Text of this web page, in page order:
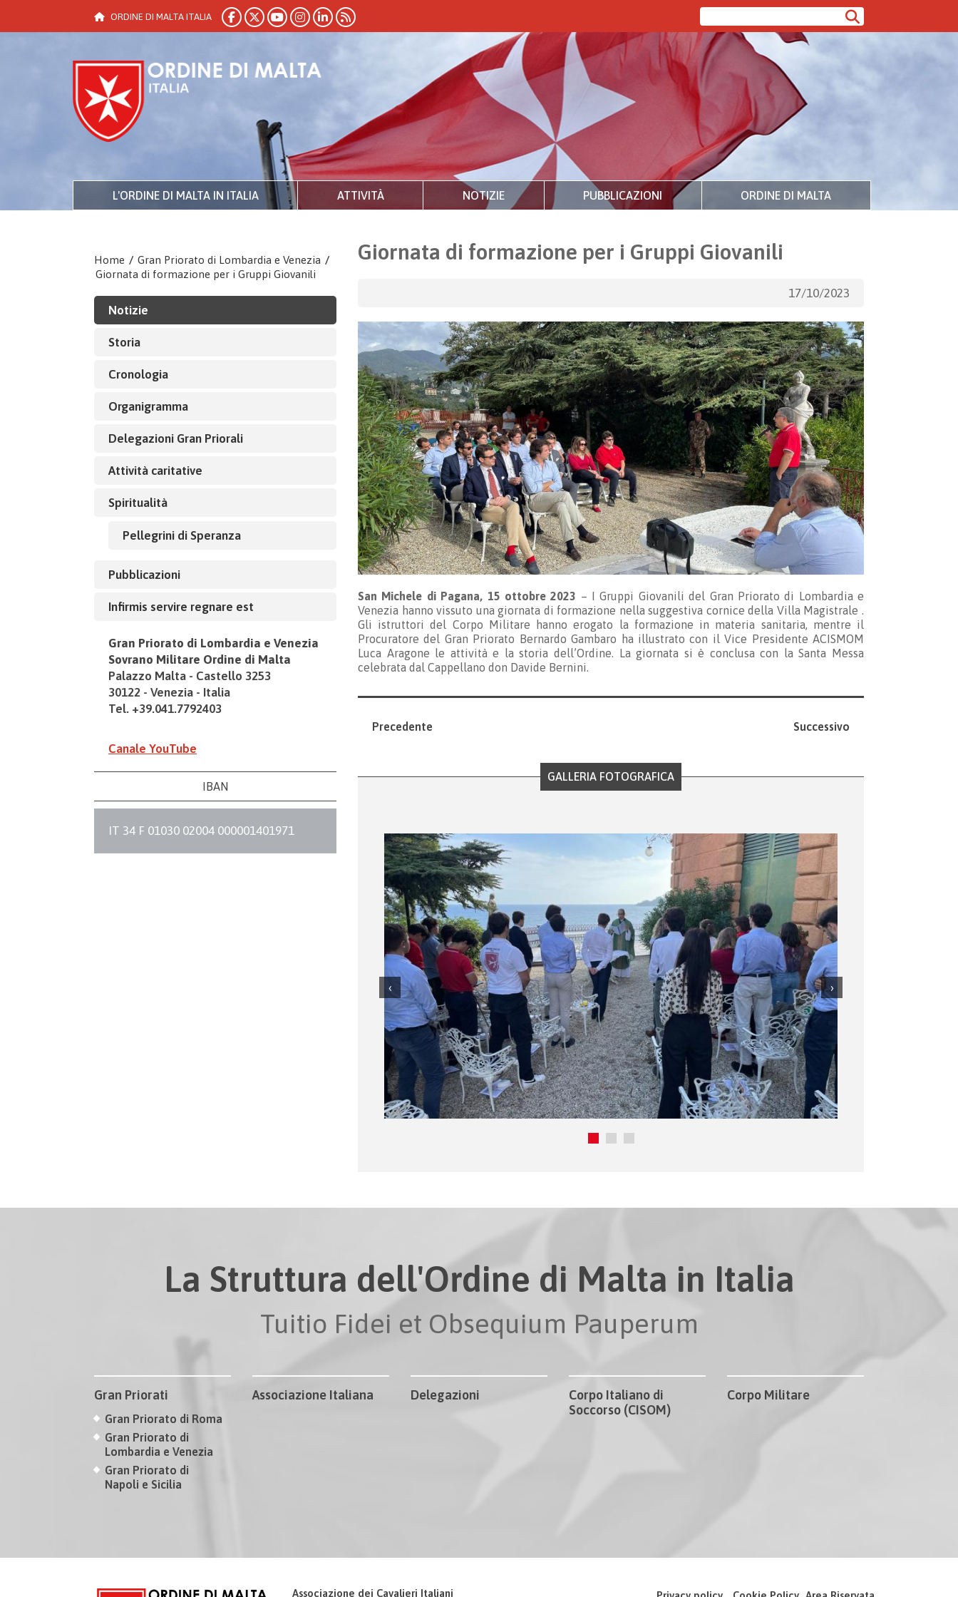
ORDINE DI MALTA ITALIA
L'ORDINE DI MALTA IN ITALIA ATTIVITÀ NOTIZIE PUBBLICAZIONI ORDINE DI MALTA
Home / Gran Priorato di Lombardia e Venezia /
Giornata di formazione per i Gruppi Giovanili
Notizie
Storia
Cronologia
Organigramma
Delegazioni Gran Priorali
Attività caritative
Spiritualità
Pellegrini di Speranza
Pubblicazioni
Infirmis servire regnare est
Gran Priorato di Lombardia e Venezia
Sovrano Militare Ordine di Malta
Palazzo Malta - Castello 3253
30122 - Venezia - Italia
Tel. +39.041.7792403
Canale YouTube
IBAN
IT 34 F 01030 02004 000001401971
Giornata di formazione per i Gruppi Giovanili
17/10/2023
San Michele di Pagana, 15 ottobre 2023 – I Gruppi Giovanili del Gran Priorato di Lombardia e
Venezia hanno vissuto una giornata di formazione nella suggestiva cornice della Villa Magistrale .
Gli istruttori del Corpo Militare hanno erogato la formazione in materia sanitaria, mentre il
Procuratore del Gran Priorato Bernardo Gambaro ha illustrato con il Vice Presidente ACISMOM
Luca Aragone le attività e la storia dell’Ordine. La giornata si è conclusa con la Santa Messa
celebrata dal Cappellano don Davide Bernini.
Precedente Successivo
GALLERIA FOTOGRAFICA
La Struttura dell'Ordine di Malta in Italia
Tuitio Fidei et Obsequium Pauperum
Gran Priorati
Gran Priorato di Roma
Gran Priorato di
Lombardia e Venezia
Gran Priorato di
Napoli e Sicilia
Associazione Italiana Delegazioni
Corpo Italiano di
Soccorso (CISOM)
Corpo Militare
Associazione dei Cavalieri Italiani